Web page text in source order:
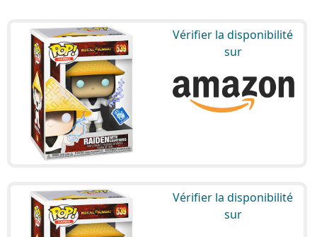
Vérifier la disponibilité
sur
Vérifier la disponibilité
sur